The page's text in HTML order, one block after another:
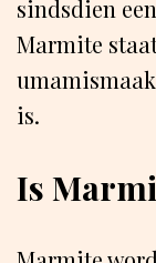
sindsdien
Marmite
is.
Is